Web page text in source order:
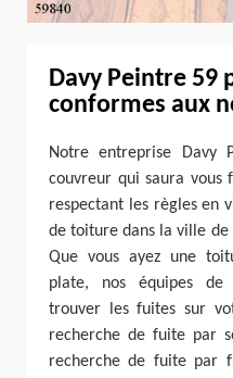
Davy Peintre 59
conformes aux
Notre entreprise Davy
couvreur qui saura vous
respectant les règles en
de toiture dans la ville de
Que vous ayez une
plate, nos équipes de
trouver les fuites sur
recherche de fuite par
recherche de fuite par